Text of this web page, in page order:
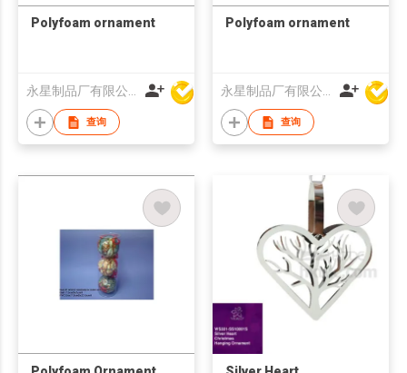
Polyfoam ornament
永星制品厂有限公司
查询
Polyfoam ornament
永星制品厂有限公司
查询